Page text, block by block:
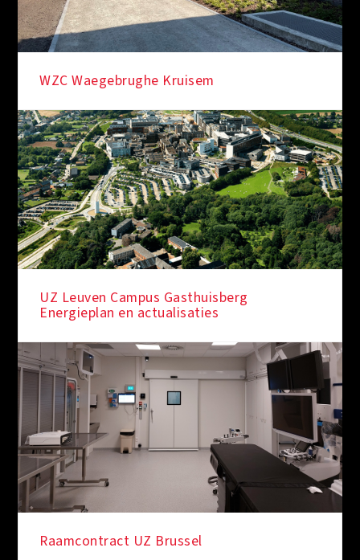
WZC Waegebrughe Kruisem
UZ Leuven Campus Gasthuisberg
Energieplan en actualisaties
Raamcontract UZ Brussel